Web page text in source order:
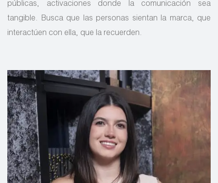
públicas, activaciones donde la comunicación sea
tangible. Busca que las personas sientan la marca, que
interactúen con ella, que la recuerden.